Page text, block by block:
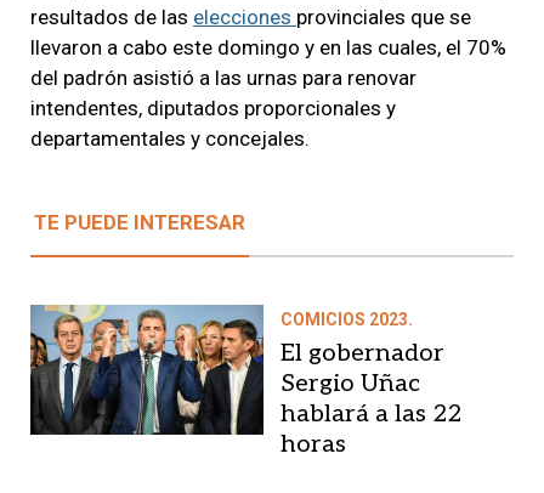
resultados de las elecciones provinciales que se
llevaron a cabo este domingo y en las cuales, el 70%
del padrón asistió a las urnas para renovar
intendentes, diputados proporcionales y
departamentales y concejales.
TE PUEDE INTERESAR
COMICIOS 2023.
El gobernador
Sergio Uñac
hablará a las 22
horas